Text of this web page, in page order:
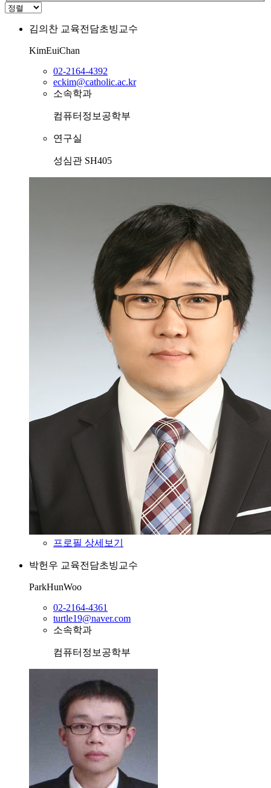
김의찬 교육전담초빙교수
KimEuiChan
02-2164-4392
eckim@catholic.ac.kr
소속학과
컴퓨터정보공학부
연구실
성심관 SH405
프로필 상세보기
박헌우 교육전담초빙교수
ParkHunWoo
02-2164-4361
turtle19@naver.com
소속학과
컴퓨터정보공학부